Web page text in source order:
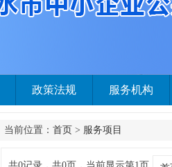
政策法规 服务机构
当前位置： 首页 > 服务项目